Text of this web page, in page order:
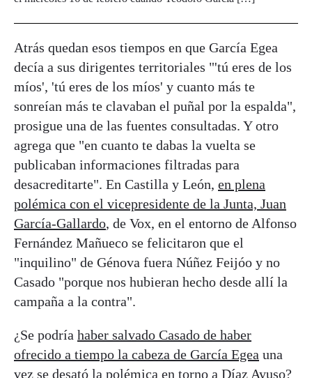
Atrás quedan esos tiempos en que García Egea
decía a sus dirigentes territoriales "'tú eres de los
míos', 'tú eres de los míos' y cuanto más te
sonreían más te clavaban el puñal por la espalda",
prosigue una de las fuentes consultadas. Y otro
agrega que "en cuanto te dabas la vuelta se
publicaban informaciones filtradas para
desacreditarte". En Castilla y León, en plena
polémica con el vicepresidente de la Junta, Juan
García-Gallardo, de Vox, en el entorno de Alfonso
Fernández Mañueco se felicitaron que el
"inquilino" de Génova fuera Núñez Feijóo y no
Casado "porque nos hubieran hecho desde allí la
campaña a la contra".
¿Se podría haber salvado Casado de haber
ofrecido a tiempo la cabeza de García Egea una
vez se desató la polémica en torno a Díaz Ayuso?